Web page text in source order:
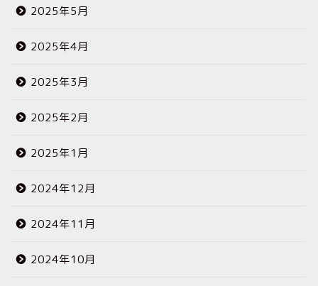
2025年5月
2025年4月
2025年3月
2025年2月
2025年1月
2024年12月
2024年11月
2024年10月